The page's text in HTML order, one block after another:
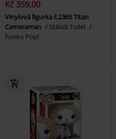
Kč 359,00
Vinylová figurka č.2365 Titan
Cameraman
Skibidi Toilet
Funko Pop!